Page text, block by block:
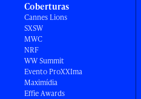
Coberturas
Cannes Lions
SXSW
MWC
NRF
WW Summit
Evento ProXXIma
Maximídia
Effie Awards